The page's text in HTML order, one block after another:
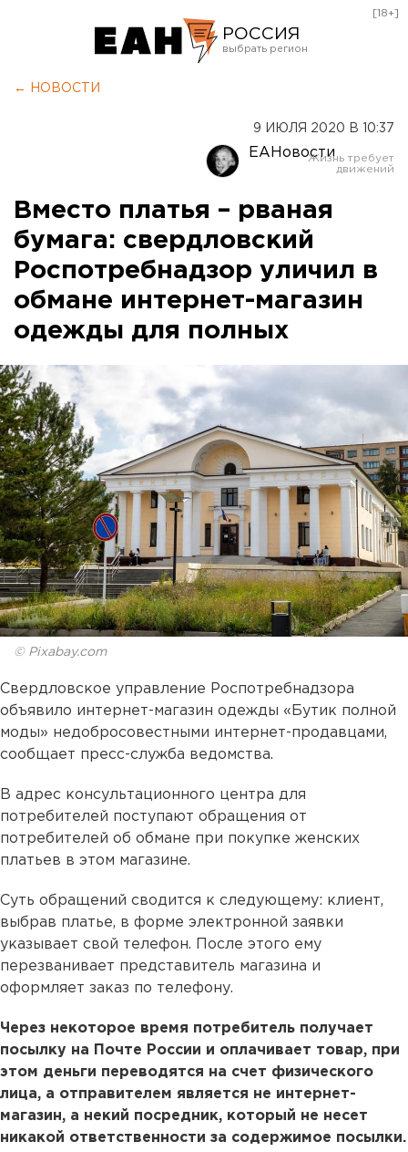
РОССИЯ
Оренбург
[18+]
← НОВОСТИ
9 ИЮЛЯ 2020 В 10:37
ЕАНовости
Вместо платья – рваная
бумага: свердловский
Роспотребнадзор уличил в
обмане интернет-магазин
одежды для полных
© Pixabay.com
Свердловское управление Роспотребнадзора
объявило интернет-магазин одежды «Бутик полной
моды» недобросовестными интернет-продавцами,
сообщает пресс-служба ведомства.
В адрес консультационного центра для
потребителей поступают обращения от
потребителей об обмане при покупке женских
платьев в этом магазине.
Суть обращений сводится к следующему: клиент,
выбрав платье, в форме электронной заявки
указывает свой телефон. После этого ему
перезванивает представитель магазина и
оформляет заказ по телефону.
Через некоторое время потребитель получает
посылку на Почте России и оплачивает товар, при
этом деньги переводятся на счет физического
лица, а отправителем является не интернет-
магазин, а некий посредник, который не несет
никакой ответственности за содержимое посылки.